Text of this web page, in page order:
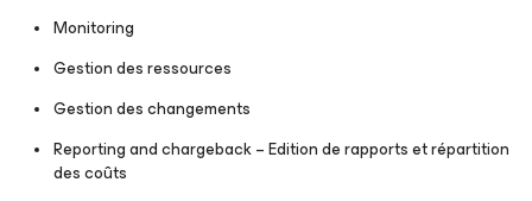
Monitoring
Gestion des ressources
Gestion des changements
Reporting and chargeback – Edition de rapports et répartition
des coûts